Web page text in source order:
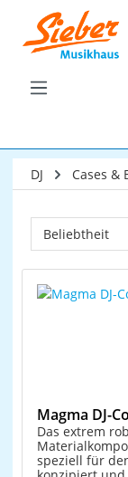
Zum Hauptinhalt
DJ Cases &
Magma DJ-
Das extrem
speziell für